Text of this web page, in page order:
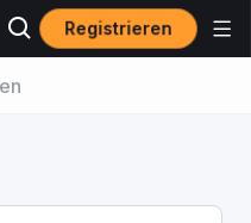
Registrieren